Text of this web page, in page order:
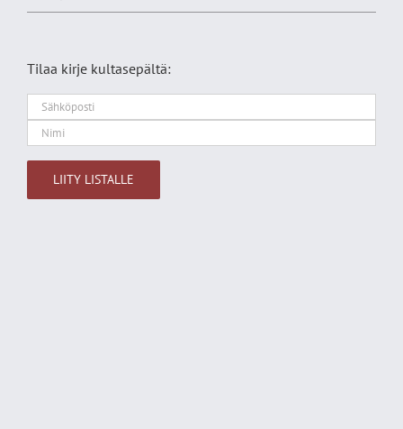
Tilaa kirje kultasepältä: